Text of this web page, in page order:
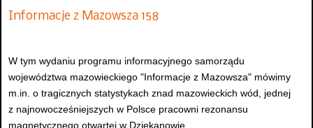
Informacje z Mazowsza 158
W tym wydaniu programu informacyjnego samorządu
województwa mazowieckiego "Informacje z Mazowsza" mówimy
m.in. o tragicznych statystykach znad mazowieckich wód, jednej
z najnowocześniejszych w Polsce pracowni rezonansu
magnetycznego otwartej w Dziekanowie...